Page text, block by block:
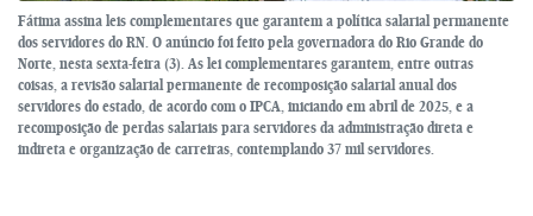
Fátima assina leis complementares que garantem a política salarial permanente
dos servidores do RN. O anúncio foi feito pela governadora do Rio Grande do
Norte, nesta sexta-feira (3). As lei complementares garantem, entre outras
coisas, a revisão salarial permanente de recomposição salarial anual dos
servidores do estado, de acordo com o IPCA, iniciando em abril de 2025, e a
recomposição de perdas salariais para servidores da administração direta e
indireta e organização de carreiras, contemplando 37 mil servidores.